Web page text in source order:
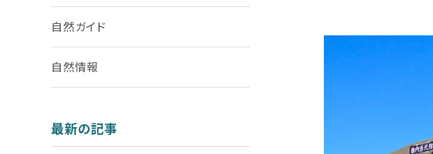
自然ガイド
自然情報
最新の記事